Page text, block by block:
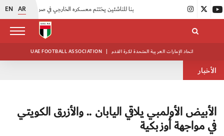
EN AR |
UAE FOOTBALL ASSOCIATION | اتحاد الإمارات العربية المتحدة لكرة القدم
الأخبار
الأبيض الأولمبي يلاقي اليابان .. والأزرق الكويتي
في مواجهة أوزبكية